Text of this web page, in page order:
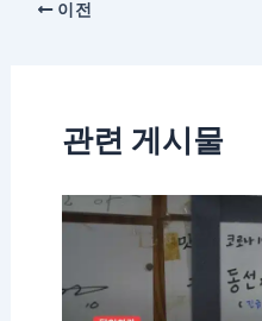
이전
관련 게시물